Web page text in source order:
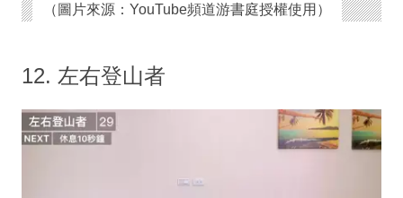
（圖片來源：YouTube頻道游書庭授權使用）
12. 左右登山者